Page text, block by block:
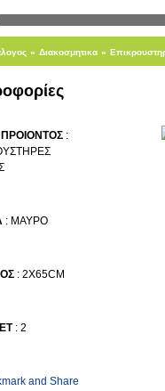
» Διακοσμητικα »
:
: ΜΑΥΡΟ
: 2Χ65CM
: 2